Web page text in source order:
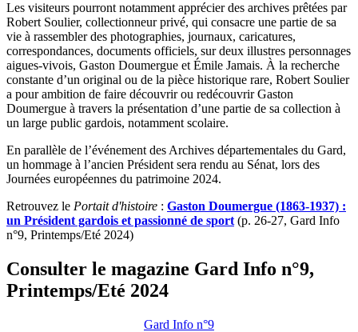
Les visiteurs pourront notamment apprécier des archives prêtées par
Robert Soulier, collectionneur privé, qui consacre une partie de sa
vie à rassembler des photographies, journaux, caricatures,
correspondances, documents officiels, sur deux illustres personnages
aigues-vivois, Gaston Doumergue et Émile Jamais. À la recherche
constante d’un original ou de la pièce historique rare, Robert Soulier
a pour ambition de faire découvrir ou redécouvrir Gaston
Doumergue à travers la présentation d’une partie de sa collection à
un large public gardois, notamment scolaire.
En parallèle de l’événement des Archives départementales du Gard,
un hommage à l’ancien Président sera rendu au Sénat, lors des
Journées européennes du patrimoine 2024.
Retrouvez le Portait d'histoire : Gaston Doumergue (1863-1937) :
un Président gardois et passionné de sport (p. 26-27, Gard Info
n°9, Printemps/Eté 2024)
Consulter le magazine Gard Info n°9,
Printemps/Eté 2024
Gard Info n°9